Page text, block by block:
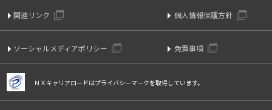
関連リンク 個人情報保護方針
ソーシャルメディアポリシー 免責事項
ＮＸキャリアロードはプライバシーマークを取得しています。